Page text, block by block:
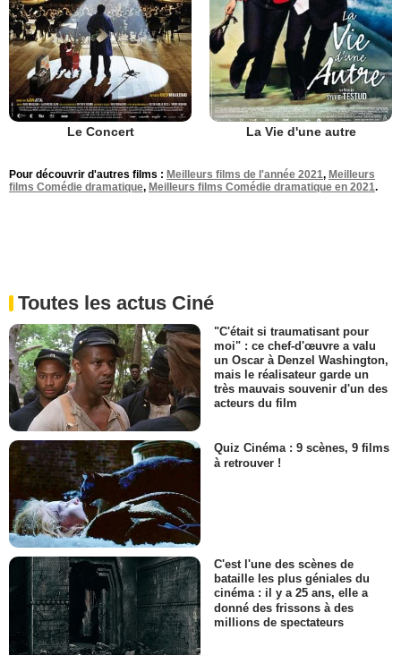
Le Concert La Vie d'une autre
Pour découvrir d'autres films : Meilleurs films de l'année 2021, Meilleurs
films Comédie dramatique, Meilleurs films Comédie dramatique en 2021.
Toutes les actus Ciné
"C'était si traumatisant pour
moi" : ce chef-d'œuvre a valu
un Oscar à Denzel Washington,
mais le réalisateur garde un
très mauvais souvenir d'un des
acteurs du film
Quiz Cinéma : 9 scènes, 9 films
à retrouver !
C'est l'une des scènes de
bataille les plus géniales du
cinéma : il y a 25 ans, elle a
donné des frissons à des
millions de spectateurs